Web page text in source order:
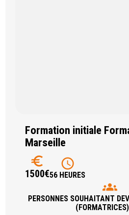
Formation initiale
Marseille
euro
1500€
schedule
56 HEURES
groups
PERSONNES SOUHAITANT